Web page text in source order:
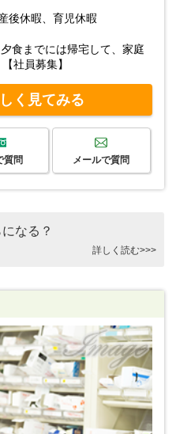
後休暇、育児休暇
食までには帰宅して、家庭
社員募集】
く見てみる
質問 メールで質問
なる？
詳しく読む>>>